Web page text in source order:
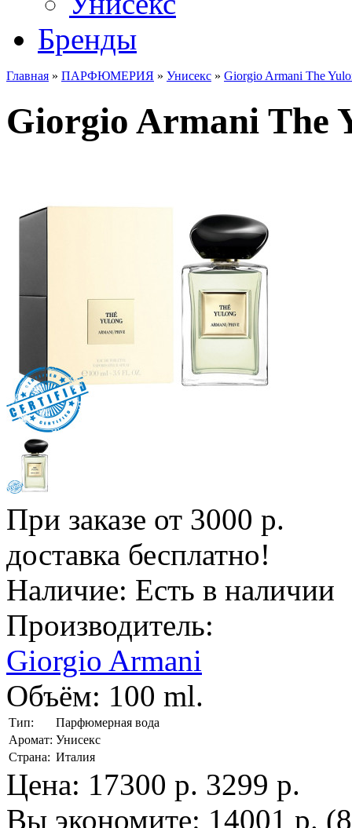
Бренды
Главная » ПАРФЮМЕРИЯ » Унисекс » Giorgio Armani The
Giorgio Armani The
При заказе от 3000 р.
доставка бесплатно!
Наличие: Есть в наличии
Производитель:
Giorgio Armani
Объём: 100 ml.
Тип:
Парфюмерная вода
Аромат: Унисекс
Страна: Италия
Цена: 17300 р. 3299 р.
Вы экономите: 14001 р.